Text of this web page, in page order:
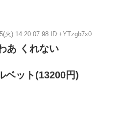
火) 14:20:07.98 ID:+YTzgb7x0
あ くれない
ベット(13200円)